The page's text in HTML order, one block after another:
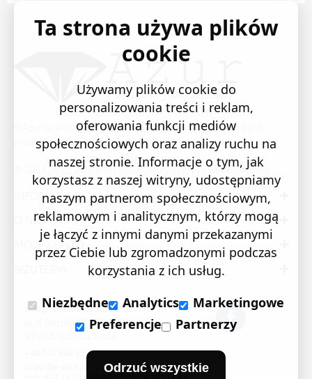
E-Azur to świetne i sprawdzone miejsce na zakupy. W każdy
produkt wkładamy swoją pasję i serce.
© 2023 Sklep Jubilerski AZUR. Wszystkie prawa zastrzeżone
INFORMACJE
O NAS
MOJE KONTO
Sklep Jubilerski "AZUR"
ul. 1 Sierpnia 24/105
37-450 Stalowa Wola
+48 730 840 357
Ta strona używa plików
cookie
Używamy plików cookie do
personalizowania treści i reklam,
oferowania funkcji mediów
społecznościowych oraz analizy ruchu na
naszej stronie. Informacje o tym, jak
korzystasz z naszej witryny, udostępniamy
naszym partnerom społecznościowym,
reklamowym i analitycznym, którzy mogą
je łączyć z innymi danymi przekazanymi
przez Ciebie lub zgromadzonymi podczas
korzystania z ich usług.
Niezbędne
Analytics
Marketingowe
Preferencje
Partnerzy
Odrzuć wszystkie